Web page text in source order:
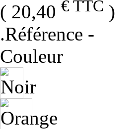
( 20,40 € TTC )
.Référence -
Couleur